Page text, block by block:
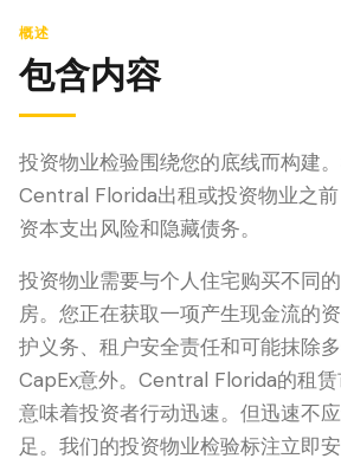
热成像
白蚁检查
概述
包含内容
投资物业检验围绕您的底线而构建
Central Florida出租或投资物业之前
资本支出风险和隐藏债务。
投资物业需要与个人住宅购买不同
房。您正在获取一项产生现金流的
护义务、租户安全责任和可能抹除
CapEx意外。Central Florida的租
意味着投资者行动迅速。但迅速不
足。我们的投资物业检验标注立即